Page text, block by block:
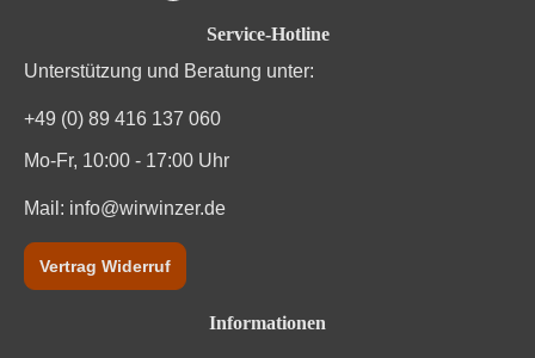
Service-Hotline
Unterstützung und Beratung unter:
+49 (0) 89 416 137 060
Mo-Fr, 10:00 - 17:00 Uhr
Mail: info@wirwinzer.de
Vertrag Widerruf
Informationen